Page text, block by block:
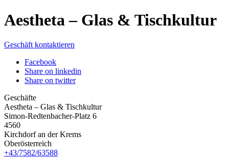
Aestheta – Glas & Tischkultur
Geschäft kontaktieren
Facebook
Share on linkedin
Share on twitter
Geschäfte
Aestheta – Glas & Tischkultur
Simon-Redtenbacher-Platz 6
4560
Kirchdorf an der Krems
Oberösterreich
+43/7582/63588